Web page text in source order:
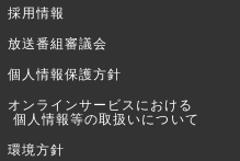
採用情報
放送番組審議会
個人情報保護方針
オンラインサービスにおける
個人情報等の取扱いについて
環境方針